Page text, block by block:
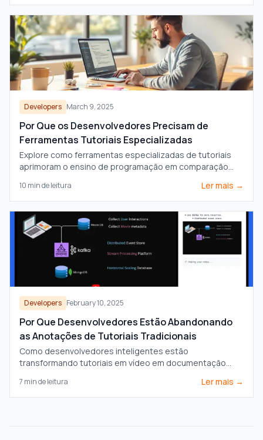
Developers March 9, 2025
Por Que os Desenvolvedores Precisam de
Ferramentas Tutoriais Especializadas
Explore como ferramentas especializadas de tutoriais
aprimoram o ensino de programação em comparação
às necessidades específicas dos desenvolvedores.
10 min de leitura Ler mais →
Developers February 10, 2025
Por Que Desenvolvedores Estão Abandonando
as Anotações de Tutoriais Tradicionais
Como desenvolvedores inteligentes estão
transformando tutoriais em vídeo em documentação
conhecimento.
7 min de leitura Ler mais →